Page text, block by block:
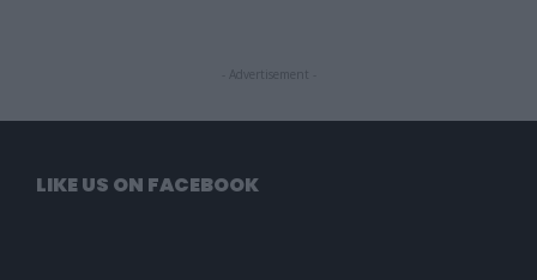
- Advertisement -
LIKE US ON FACEBOOK